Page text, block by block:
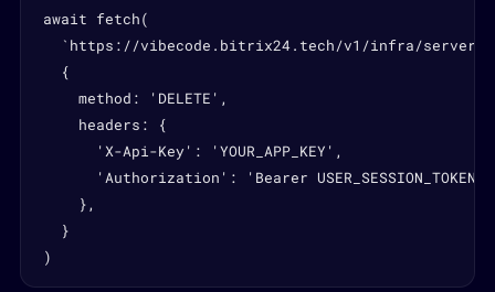
await fetch(
`https://vibecode.bitrix24.tech/v1/infra/
  {
    method: 'DELETE',
    headers: {
      'X-Api-Key': 'YOUR_APP_KEY',
      'Authorization': 'Bearer USER_SESSION_TOKEN',
    },
  }
)